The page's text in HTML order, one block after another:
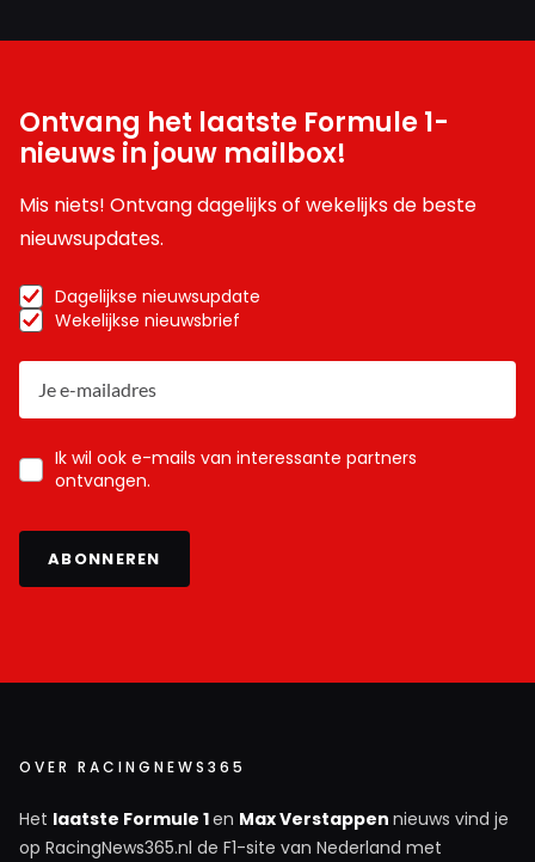
Ontvang het laatste Formule 1-
nieuws in jouw mailbox!
Mis niets! Ontvang dagelijks of wekelijks de beste
nieuwsupdates.
Dagelijkse nieuwsupdate
Wekelijkse nieuwsbrief
Ik wil ook e-mails van interessante partners
ontvangen.
ABONNEREN
OVER RACINGNEWS365
Het laatste Formule 1en Max Verstappen nieuws vind je
op RacingNews365.nl de F1-site van Nederland met